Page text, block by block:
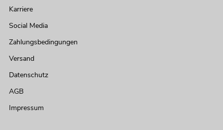
Karriere
Social Media
Zahlungsbedingungen
Versand
Datenschutz
AGB
Impressum